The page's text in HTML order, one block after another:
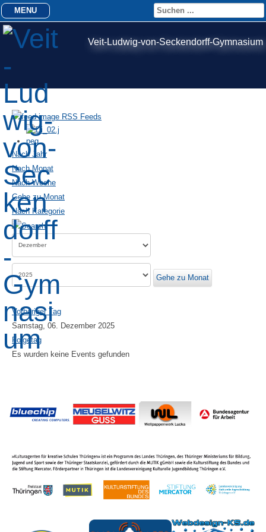
Veit-Ludwig-von-Seckendorff-Gymnasium
MENU
RSS Feeds
Nach Jahr
Nach Monat
Nach Woche
Gehe zu Monat
Nach Kategorie
Gehe zu Monat
Vorheriger Tag
Samstag, 06. Dezember 2025
Folgetag
Es wurden keine Events gefunden